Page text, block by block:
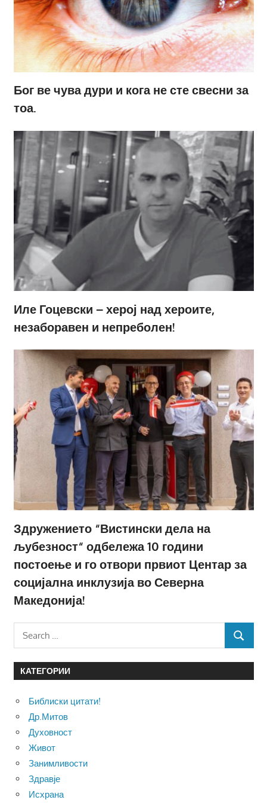
Бог ве чува дури и кога не сте свесни за
тоа.
Иле Гоцевски – херој над хероите,
незаборавен и непреболен!
Здружението “Вистински дела на
љубезност“ одбележа 10 години
постоење и го отвори првиот Центар за
социјална инклузија во Северна
Македонија!
Search
for:
SEARCH
КАТЕГОРИИ
Библиски цитати!
Др.Митов
Духовност
Живот
Занимливости
Здравје
Исхрана